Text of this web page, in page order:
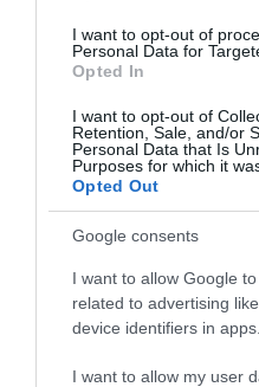
I want to opt-out of
Personal Data for
Opted In
I want to opt-out of
Retention, Sale, and/or
Personal Data that Is
Purposes for which it
Opted Out
Google consents
I want to allow Google
related to advertising
device identifiers in apps.
I want to allow my user
Ακολούθησε το
και μάθετε πρώτοι
Share
17 ΝΟΕΜΒΡΗ
ΣΤΕΙΤ ΝΤΙΠΑΡΤΜΕΝΤ